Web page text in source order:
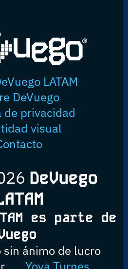
LATAM
DeVuego
de privacidad
visual
DeVuego
es parte de
sin ánimo de lucro